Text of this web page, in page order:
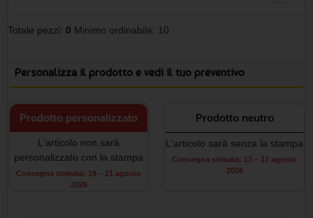
Totale pezzi: 0 Minimo ordinabile: 10
Personalizza il prodotto e vedi il tuo preventivo
Prodotto personalizzato
L'articolo non sarà
personalizzato con la stampa
Consegna stimata: 19 – 21 agosto
2026
Prodotto neutro
L'articolo sarà senza la stampa
Consegna stimata: 13 – 17 agosto
2026